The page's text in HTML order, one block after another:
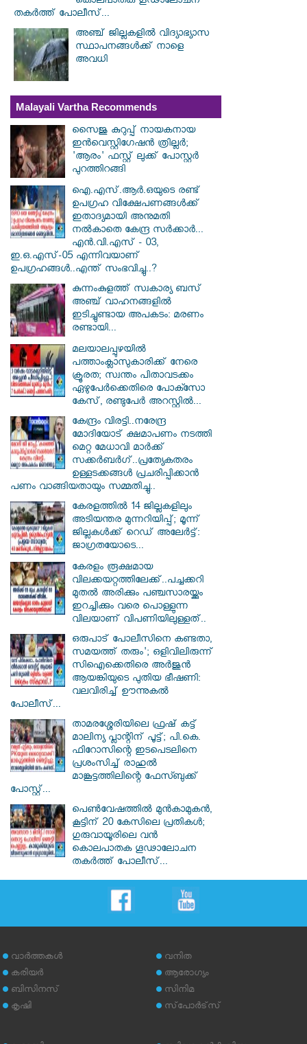
തകർത്ത് പോലീസ്...
അഞ്ച് ജില്ലകളില്‍ വിദ്യാഭ്യാസ
സ്ഥാപനങ്ങള്‍ക്ക് നാളെ
അവധി
Malayali Vartha Recommends
സൈജു കുറുപ്പ് നായകനായ
ഇൻവെസ്റ്റിഗേഷൻ ത്രില്ലർ;
'ആരം' ഫസ്റ്റ് ലുക്ക് പോസ്റ്റർ
പുറത്തിറങ്ങി
ഐ.എസ്.ആർ.ഒയുടെ രണ്ട്
ഉപഗ്രഹ വിക്ഷേപണങ്ങൾക്ക്
ഇതാദ്യമായി അനുമതി
നൽകാതെ കേന്ദ്ര സർക്കാർ...
എൻ.വി.എസ് - 03,
ഇ.ഒ.എസ്-05 എന്നിവയാണ്
ഉപഗ്രഹങ്ങൾ..എന്ത് സംഭവിച്ചു..?
കുന്നംകുളത്ത് സ്വകാര്യ ബസ്
അഞ്ച് വാഹനങ്ങളിൽ
ഇടിച്ചുണ്ടായ അപകടം: മരണം
രണ്ടായി...
മലയാലപ്പുഴയിൽ
പത്താംക്ലാസുകാരിക്ക് നേരെ
ക്രൂരത; സ്വന്തം പിതാവടക്കം
ഏഴുപേർക്കെതിരെ പോക്സോ
കേസ്, രണ്ടുപേർ അറസ്റ്റിൽ...
കേന്ദ്രം വിരട്ടി..നരേന്ദ്ര
മോദിയോട് ക്ഷമാപണം നടത്തി
മെറ്റ മേധാവി മാർക്ക്
സക്കർബർ​ഗ്..പ്രത്യേകതരം
ഉള്ളടക്കങ്ങൾ പ്രചരിപ്പിക്കാൻ
പണം വാങ്ങിയതായും സമ്മതിച്ചു..
കേരളത്തിൽ 14 ജില്ലകളിലും
അടിയന്തര മുന്നറിയിപ്പ്; മൂന്ന്
ജില്ലകൾക്ക് റെഡ് അലേർട്ട്:
ജാഗ്രതയോടെ...
കേരളം രൂക്ഷമായ
വിലക്കയറ്റത്തിലേക്ക്..പച്ചക്കറി
മുതൽ അരിക്കും പഞ്ചസാരയ്ക്കും
ഇറച്ചിക്കും വരെ പൊള്ളുന്ന
വിലയാണ് വിപണിയിലുള്ളത്..
ഒരുപാട് പോലീസിനെ കണ്ടതാ,
സമയത്ത് തരും'; ഒളിവിലിരുന്ന്
സിഐക്കെതിരെ അർജുൻ
ആയങ്കിയുടെ പുതിയ ഭീഷണി:
വലവിരിച്ച് ഊന്നുകൽ
പോലീസ്...
താമരശ്ശേരിയിലെ ഫ്രഷ് കട്ട്
മാലിന്യ പ്ലാന്റിന് പൂട്ട്; പി.കെ.
ഫിറോസിന്റെ ഇടപെടലിനെ
പ്രശംസിച്ച് രാഹുൽ
മാങ്കൂട്ടത്തിലിന്റെ ഫേസ്ബുക്ക്
പോസ്റ്റ്...
പെൺവേഷത്തിൽ മുൻകാമുകൻ,
കൂട്ടിന് 20 കേസിലെ പ്രതികൾ;
ഗുരുവായൂരിലെ വൻ
കൊലപാതക ഗൂഢാലോചന
തകർത്ത് പോലീസ്...
വാര്‍ത്തകള്‍
കരിയര്‍
ബിസിനസ്
കൃഷി
വനിത
ആരോഗ്യം
സിനിമ
സ്‌പോര്‍ട്‌സ്